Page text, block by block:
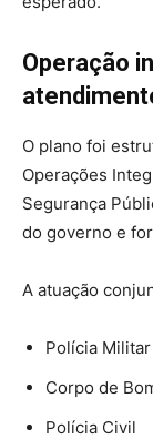
Operação
O plano foi
Operações
Segurança
do governo e
A atuação
Polícia Militar
Corpo de
Polícia Civil